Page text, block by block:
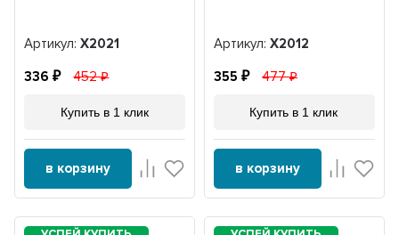
Артикул:Х2021
336 452
Купить в 1 клик
в корзину
Артикул: Х2012
355 477
Купить в 1 клик
в корзину